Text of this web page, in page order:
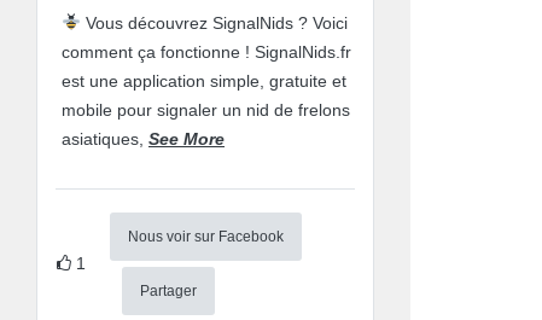
Vous découvrez SignalNids ? Voici
comment ça fonctionne ! SignalNids.fr
est une application simple, gratuite et
mobile pour signaler un nid de frelons
asiatiques, See More
1
Nous voir sur Facebook
Partager